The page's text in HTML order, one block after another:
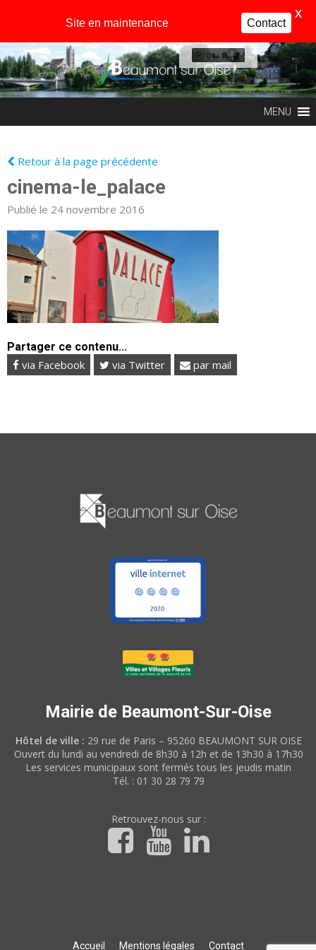
Profil
MENU
Retour à la page précédente
cinema-le_palace
Publié le 24 novembre 2016
Partager ce contenu...
via Facebook via Twitter par mail
Mairie de Beaumont-Sur-Oise
Hôtel de ville : 29 rue de Paris – 95260 BEAUMONT SUR OISE
Ouvert du lundi au vendredi de 8h30 à 12h et de 13h30 à 17h30
Les services municipaux sont fermés tous les jeudis matin
Tél. : 01 30 28 79 79
Retrouvez-nous sur :
Accueil Mentions légales Contact
Site en maintenance Contact
X